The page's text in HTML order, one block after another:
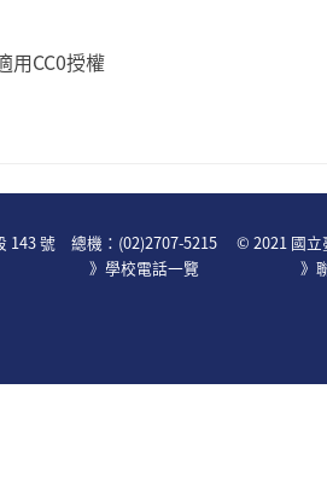
用CC0授權
143 號 總機： (02)2707-5215
》學校電話一覽
© 2021 國立
》